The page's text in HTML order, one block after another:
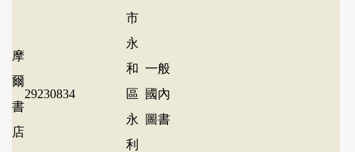
摩
爾
書
店
29230834
市
永
和
區
永
利
一般
國內
圖書